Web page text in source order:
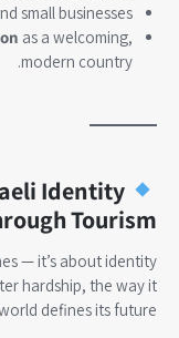
small businesses,
as a welcoming,
modern country.
Identity
Tourism
— it’s about identity.
hardship, the way it
defines its future.